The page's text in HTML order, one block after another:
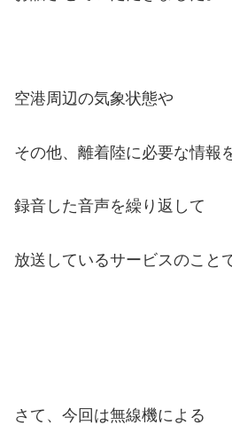
空港周辺の気象状態や
その他、離着陸に必要な情報
録音した音声を繰り返して
放送しているサービスのこと
さて、今回は無線機による